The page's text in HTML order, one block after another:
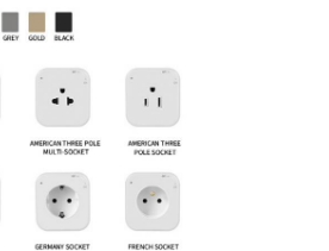
οθόνη.
γραφείου